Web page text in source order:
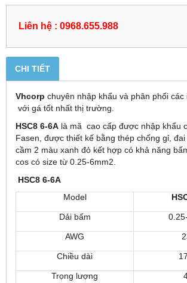
Liên hệ : 0968.655.988
CHI TIẾT
Vhcorp chuyên nhập khẩu và phân phối
với gá tốt nhất thị trường.
HSC8 6-6A là mã cao cấp được nhập khẩu
Fasen, được thiết kế bằng thép chống gỉ,
cầm 2 màu xanh đỏ kết hợp có khả năng
cos có size từ 0.25-6mm2.
HSC8 6-6A
Model
Dải bấm
AWG
Chiều dài
Trọng lượng